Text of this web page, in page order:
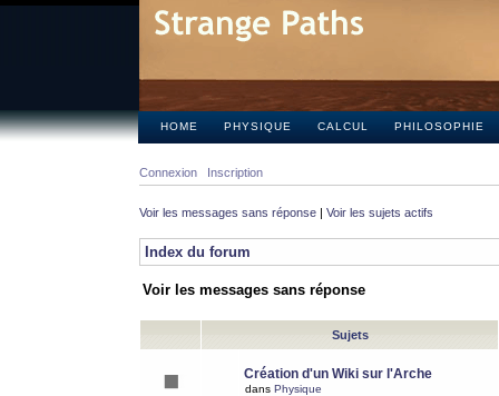
HOME PHYSIQUE CALCUL PHILOSOPHIE
Connexion Inscription
Voir les messages sans réponse | Voir les sujets actifs
Index du forum
Voir les messages sans réponse
Sujets
Création d'un Wiki sur l'Arche
dans Physique